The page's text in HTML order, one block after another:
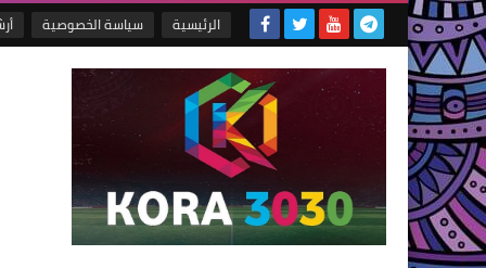
الرئيسية سياسة الخصوصية